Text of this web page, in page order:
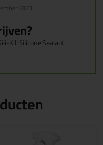
2023
Kill Silicone Sealant